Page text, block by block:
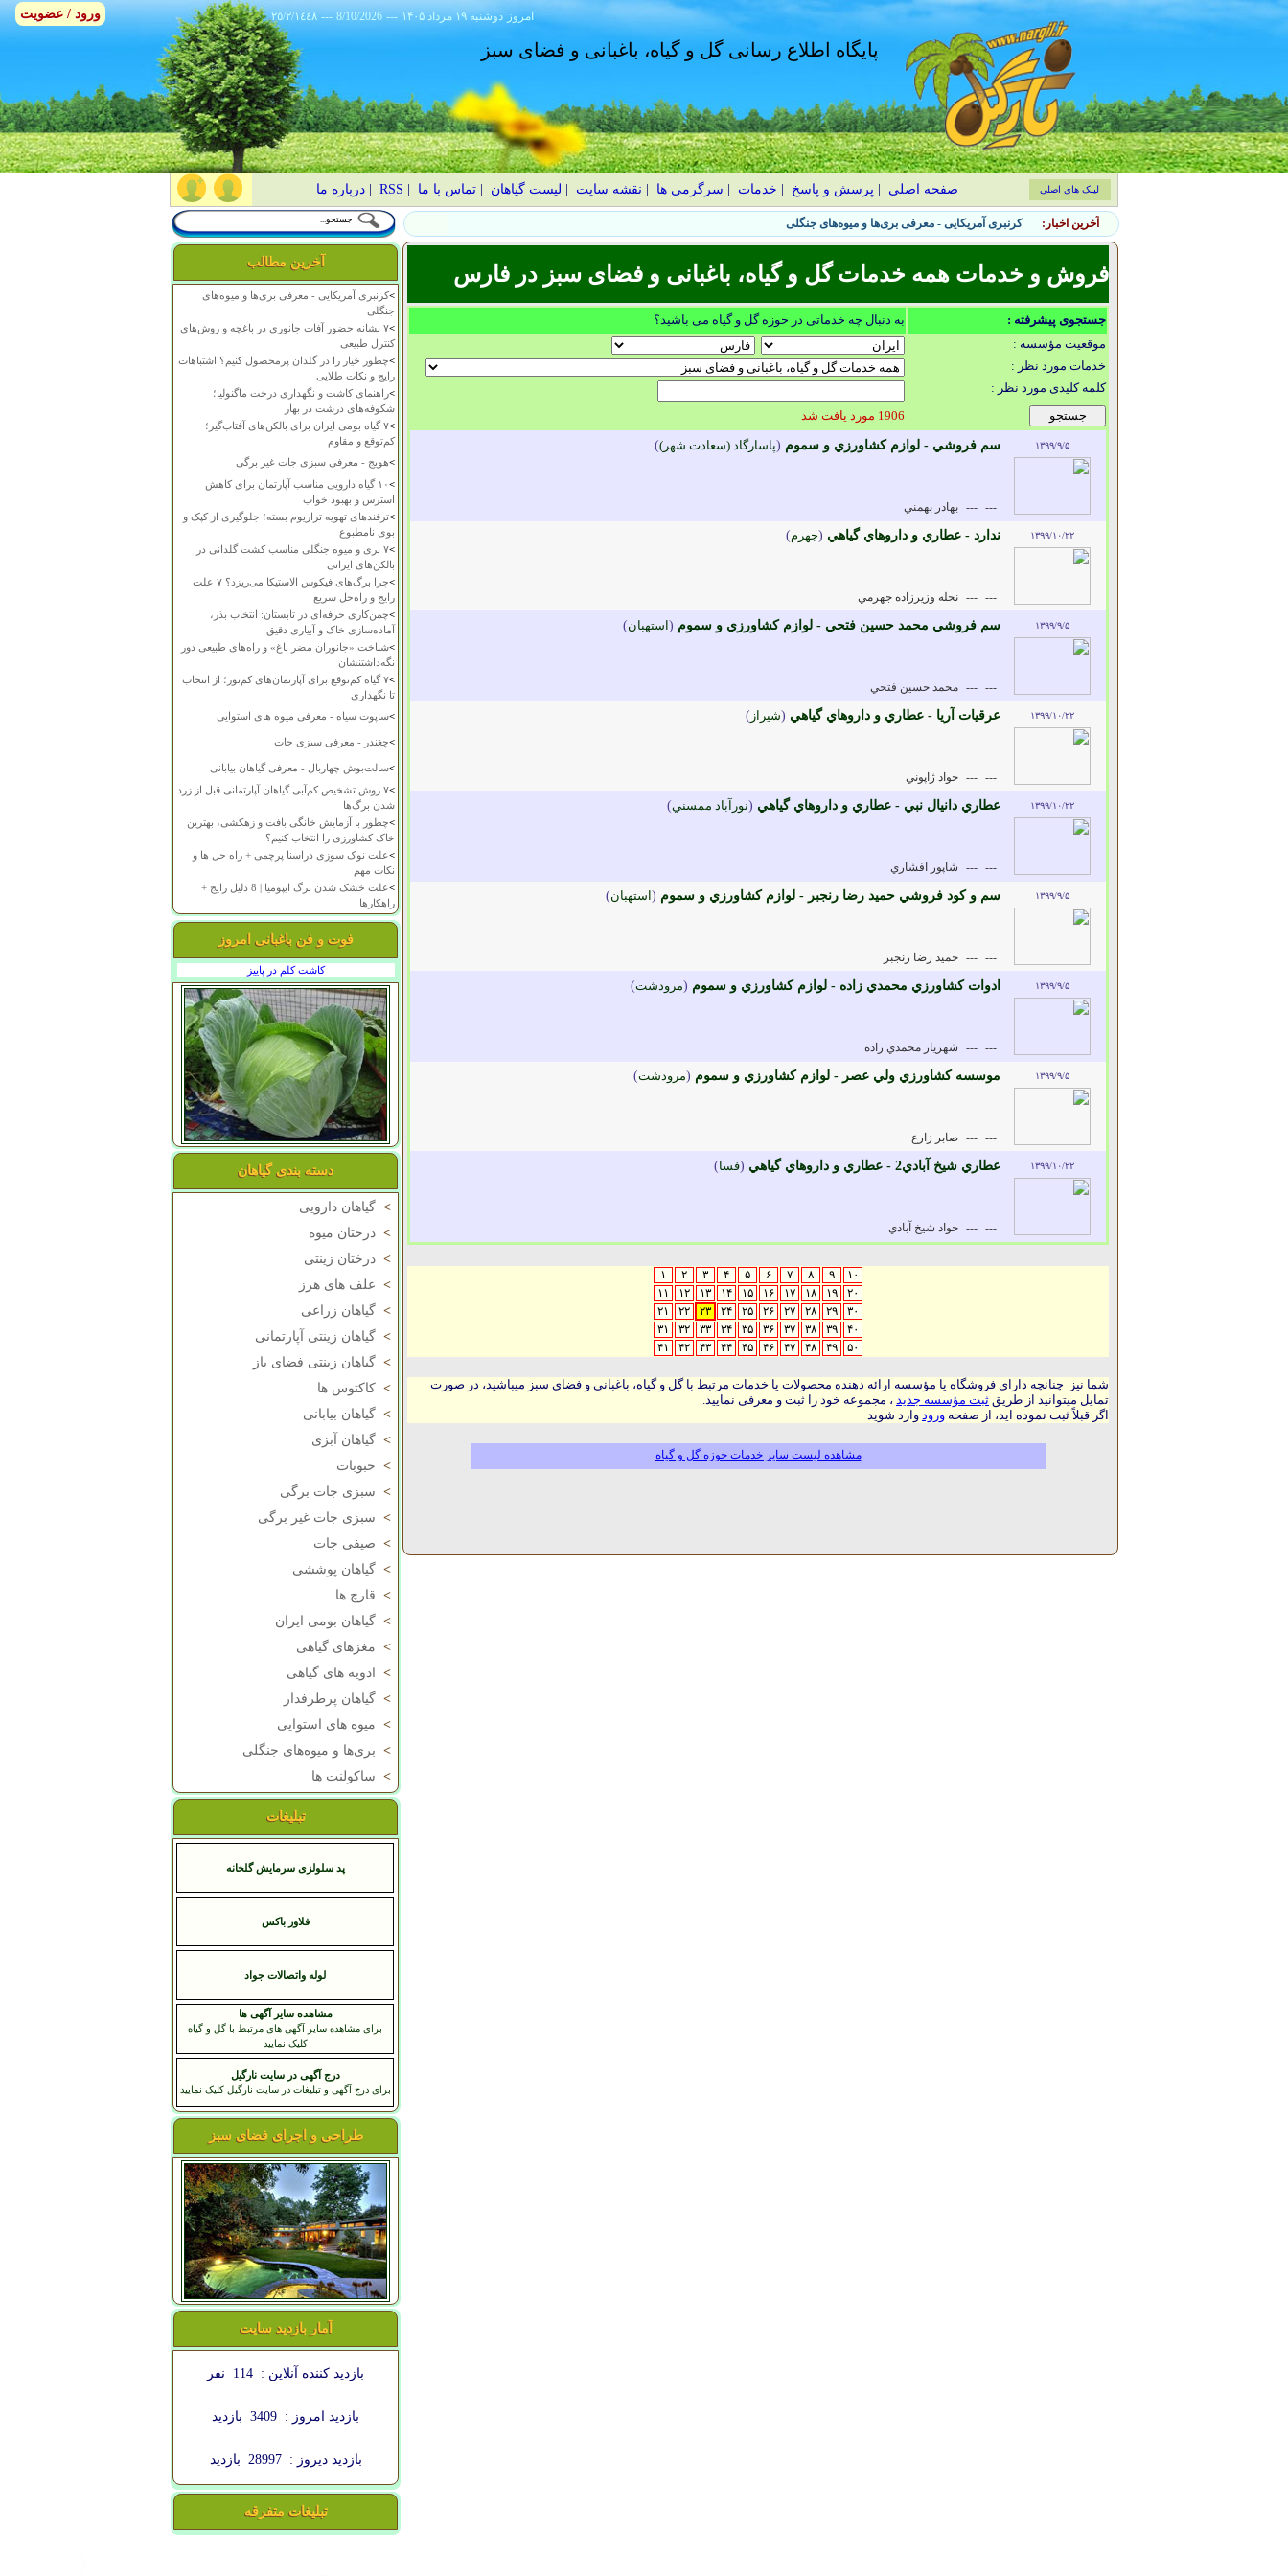
٢٥/٢/١٤٤٨ --- 8/10/2026 --- ۱۴۰۵ دوشنبه ۱۹ مرداد امروز
پایگاه اطلاع رسانی گل و گیاه، باغبانی و فضای سبز
صفحه اصلی پرسش و پاسخ خدمات سرگرمی ها نقشه سایت لیست گیاهان |تماس با ما RSS
|درباره ما لینک های اصلی
آخرین اخبار: ۷ نشانه حضور آفات جانوری در باغچه و روش‌های کنترل طبیعی
آخرین مطالب
>کرنبری آمریکایی - معرفی بری‌ها و میوه‌های
جنگلی
>
۷ نشانه حضور آفات جانوری در باغچه و روش‌های
کنترل طبیعی
>چطور خیار را در گلدان پرمحصول کنیم؟ اشتباهات
رایج و نکات طلایی
>راهنمای کاشت و نگهداری درخت ماگنولیا؛
شکوفه‌های درشت در بهار
>
۷ گیاه بومی ایران برای بالکن‌های آفتاب‌گیر؛
کم‌توقع و مقاوم
>هویج - معرفی سبزی جات غیر برگی
>
۱۰ گیاه دارویی مناسب آپارتمان برای کاهش
استرس و بهبود خواب
>ترفندهای تهویه تراریوم بسته؛ جلوگیری از کپک و
بوی نامطبوع
>
۷ بری و میوه جنگلی مناسب کشت گلدانی در
بالکن‌های ایرانی
>
چرا برگ‌های فیکوس الاستیکا می‌ریزد؟ ۷ علت
رایج و راه‌حل سریع
>چمن‌کاری حرفه‌ای در تابستان: انتخاب بذر،
آماده‌سازی خاک و آبیاری دقیق
>شناخت «جانوران مضر باغ» و راه‌های طبیعی دور
نگه‌داشتنشان
>
۷ گیاه کم‌توقع برای آپارتمان‌های کم‌نور؛ از انتخاب
تا نگهداری
>ساپوت سیاه - معرفی میوه های استوایی
>چغندر - معرفی سبزی جات
>سالت‌بوش چهاربال - معرفی گیاهان بیابانی
>
۷ روش تشخیص کم‌آبی گیاهان آپارتمانی قبل از زرد
شدن برگ‌ها
>چطور با آزمایش خانگی بافت و زهکشی، بهترین
خاک کشاورزی را انتخاب کنیم؟
>علت نوک سوزی دراسنا پرچمی + راه حل ها و
نکات مهم
>
علت خشک شدن برگ ایپومیا | 8 دلیل رایج +
راهکارها
فوت و فن باغبانی امروز
کاشت کلم در پاییز
دسته بندی گیاهان
> گیاهان دارویی
> درختان میوه
> درختان زینتی
> علف های هرز
> گیاهان زراعی
> گیاهان زینتی آپارتمانی
> گیاهان زینتی فضای باز
> کاکتوس ها
> گیاهان بیابانی
> گیاهان آبزی
> حبوبات
> سبزی جات برگی
> سبزی جات غیر برگی
> صیفی جات
> گیاهان پوششی
> قارچ ها
> گیاهان بومی ایران
> مغزهای گیاهی
>
ادویه های گیاهی
> گیاهان پرطرفدار
> میوه های استوایی
> بری‌ها و میوه‌های جنگلی
> ساکولنت ها
تبلیغات
پد سلولزی سرمایش گلخانه
فلاور باکس
لوله واتصالات جواد
مشاهده سایر آگهی ها
برای مشاهده سایر آگهی های مرتبط با گل و گیاه
کلیک نمایید
درج آگهی در سایت نارگیل
برای درج آگهی و تبلیغات در سایت نارگیل کلیک نمایید
طراحی و اجرای فضای سبز
آمار بازدید سایت
بازدید کننده آنلاین : 114 نفر
بازدید امروز : 3409 بازدید
بازدید دیروز : 28997 بازدید
تبلیغات متفرقه
فروش و خدمات همه خدمات گل و گیاه، باغبانی و فضای سبز در فارس
جستجوی پیشرفته :
به دنبال چه خدماتی در حوزه گل و گیاه می باشید؟
موقعیت مؤسسه :
خدمات مورد نظر :
کلمه کلیدی مورد نظر :
1906 مورد یافت شد
۱۳۹۹/۹/۵ سم فروشي - لوازم کشاورزي و سموم (پاسارگاد (سعادت شهر))
---
--- بهادر بهمني
۱۳۹۹/۱۰/۲۲ ندارد - عطاري و داروهاي گياهي (جهرم)
---
--- نحله وزيرزاده جهرمي
۱۳۹۹/۹/۵ سم فروشي محمد حسين فتحي - لوازم کشاورزي و سموم (استهبان)
---
--- محمد حسين فتحي
۱۳۹۹/۱۰/۲۲ عرقيات آريا - عطاري و داروهاي گياهي (شيراز )
---
--- جواد ژاپوني
۱۳۹۹/۱۰/۲۲ عطاري دانيال نبي - عطاري و داروهاي گياهي (نورآباد ممسني)
---
--- شاپور افشاري
۱۳۹۹/۹/۵ سم و کود فروشي حميد رضا رنجبر - لوازم کشاورزي و سموم (استهبان)
---
--- حميد رضا رنجبر
۱۳۹۹/۹/۵ ادوات کشاورزي محمدي زاده - لوازم کشاورزي و سموم (مرودشت)
---
--- شهريار محمدي زاده
۱۳۹۹/۹/۵ موسسه کشاورزي ولي عصر - لوازم کشاورزي و سموم (مرودشت)
---
--- صابر زارع
۱۳۹۹/۱۰/۲۲ عطاري شيخ آبادي2 - عطاري و داروهاي گياهي (فسا)
---
--- جواد شيخ آبادي
۱ ۲ ۳ ۴ ۵ ۶ ۷ ۸ ۹
۱۰
۱۱
۱۲ ۱۳ ۱۴ ۱۵ ۱۶ ۱۷ ۱۸ ۱۹
۲۰
۲۱
۲۲ ۲۳ ۲۴ ۲۵ ۲۶ ۲۷ ۲۸ ۲۹
۳۰
۳۱
۳۲ ۳۳ ۳۴ ۳۵ ۳۶ ۳۷ ۳۸ ۳۹
۴۰
۴۱
۴۲ ۴۳ ۴۴ ۴۵ ۴۶ ۴۷ ۴۸ ۴۹ ۵۰
شما نیز چنانچه دارای فروشگاه یا مؤسسه ارائه دهنده محصولات یا خدمات مرتبط با گل و گیاه، باغبانی و فضای سبز میباشید، در صورت
تمایل میتوانید از طریق ثبت مؤسسه جدید ، مجموعه خود را ثبت و معرفی نمایید.
اگر قبلاً ثبت نموده اید، از صفحه ورود وارد شوید
مشاهده لیست سایر خدمات حوزه گل و گیاه
ورود / عضویت